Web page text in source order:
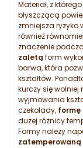
Materiał, z
błyszczącą
zmniejsza
również
znaczenie
zaletą form
barwa, która
kształtów.
kurczy się wolniej
wyjmowania
czekolady, formę
dużej różnicy
Formy należy